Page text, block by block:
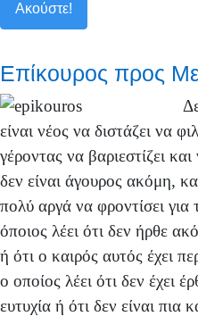
Ακούστε!
Επίκουρος προς
είναι νέος να διστάζει να
γέροντας να βαριεστίζει
δεν είναι άγουρος ακόμη,
πολύ αργά να φροντίσει
όποιος λέει ότι δεν ήρθε
ή ότι ο καιρός αυτός έχει
ο οποίος λέει ότι δεν έχει
ευτυχία ή ότι δεν είναι πια